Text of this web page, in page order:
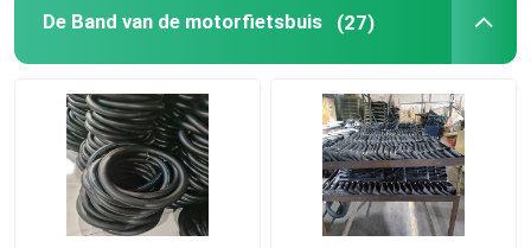
De Band van de motorfietsbuis (27)